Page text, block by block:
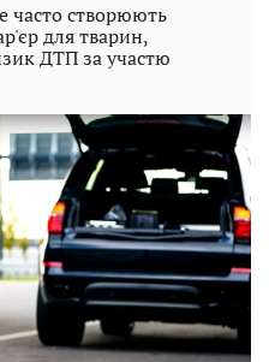
часто створюють
для тварин,
ДТП за участю